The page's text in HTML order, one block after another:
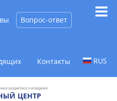
Вопрос-ответ
Контакты RUS
БЮДЖЕТНОЕ УЧРЕЖДЕНИЕ
ЦЕНТР